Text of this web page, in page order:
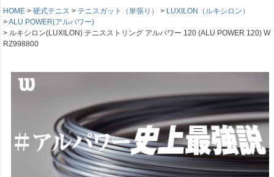
HOME 硬式テニス テニスガット（単張り）
LUXILON（ルキシロン）
ALU POWER(アルパワー)
ルキシロン(LUXILON) テニスストリング アルパワー 120 (ALU POWER 120) W
RZ998800